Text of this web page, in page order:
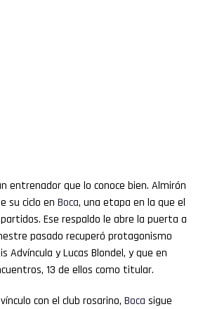
entrenador que lo conoce bien. Almirón
su ciclo en Boca, una etapa en la que el
Ese respaldo le abre la puerta a
pasado recuperó protagonismo
Advíncula y Lucas Blondel, y que en
13 de ellos como titular.
con el club rosarino, Boca sigue